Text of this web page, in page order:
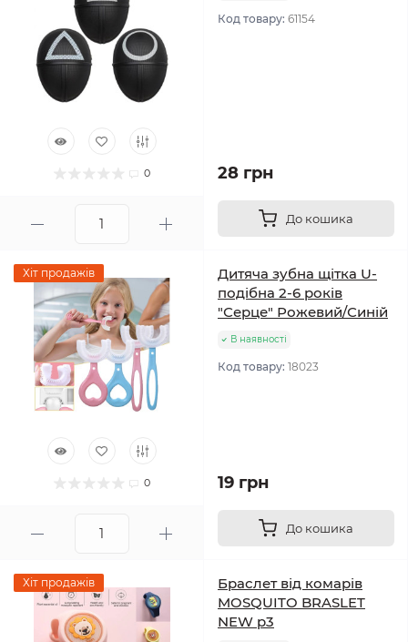
0
Код товару: 61154
28 грн
До кошика
Хіт продажів
0
Дитяча зубна щітка U-
подібна 2-6 років
"Серце" Рожевий/Синій
В наявності
Код товару: 18023
19 грн
До кошика
Хіт продажів
Браслет від комарів
MOSQUITO BRASLET
NEW p3